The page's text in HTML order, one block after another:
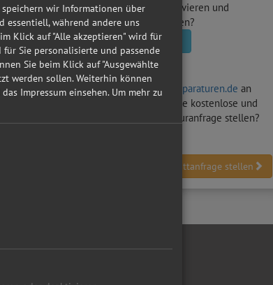
Autoreparaturen.de aktivieren und
Kundenanfragen erhalten?
▶Werkstatt aktivieren
Sie möchten auf Autoreparaturen.de an
eine kostenlose und
unverbindliche Reparaturanfrage stellen?
Werkstattanfrage stellen
Social Media
wir Informationen über
essentiell, während andere uns
Klick auf "Alle akzeptieren" wird für
Sie personalisierte und passende
Sie beim Klick auf "Ausgewählte
werden sollen. Weiterhin können
Impressum einsehen. Um mehr zu